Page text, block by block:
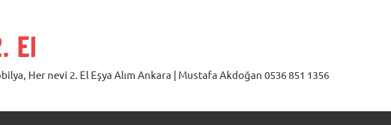
El
Her nevi 2. El Eşya Alım Ankara | Mustafa Akdoğan 0536 851 1356